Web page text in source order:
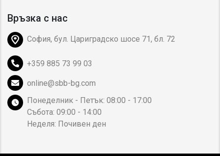
Връзка с нас
София, бул. Цариградско шосе 71, бл. 72
+359 885 73 99 03
online@sbb-bg.com
Понеделник - Петък: 08:00 - 17:00
Събота: 09:00 - 14:00
Неделя: Почивен ден